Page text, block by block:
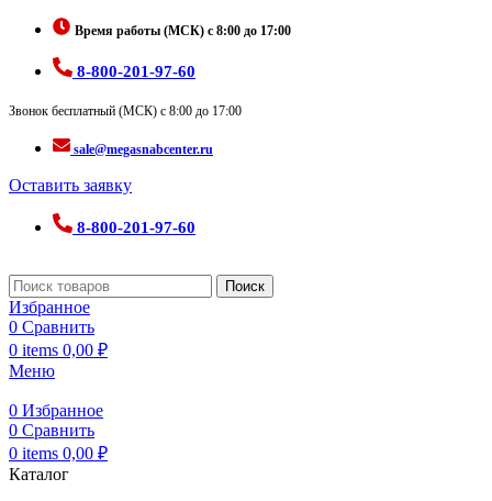
Время работы (МСК) с 8:00 до 17:00
8-800-201-97-60
Звонок бесплатный (МСК) с 8:00 до 17:00
sale@megasnabcenter.ru
Оставить заявку
8-800-201-97-60
Поиск
Избранное
0 Сравнить
0 items 0,00 ₽
Меню
0 Избранное
0 Сравнить
0 items 0,00 ₽
Каталог